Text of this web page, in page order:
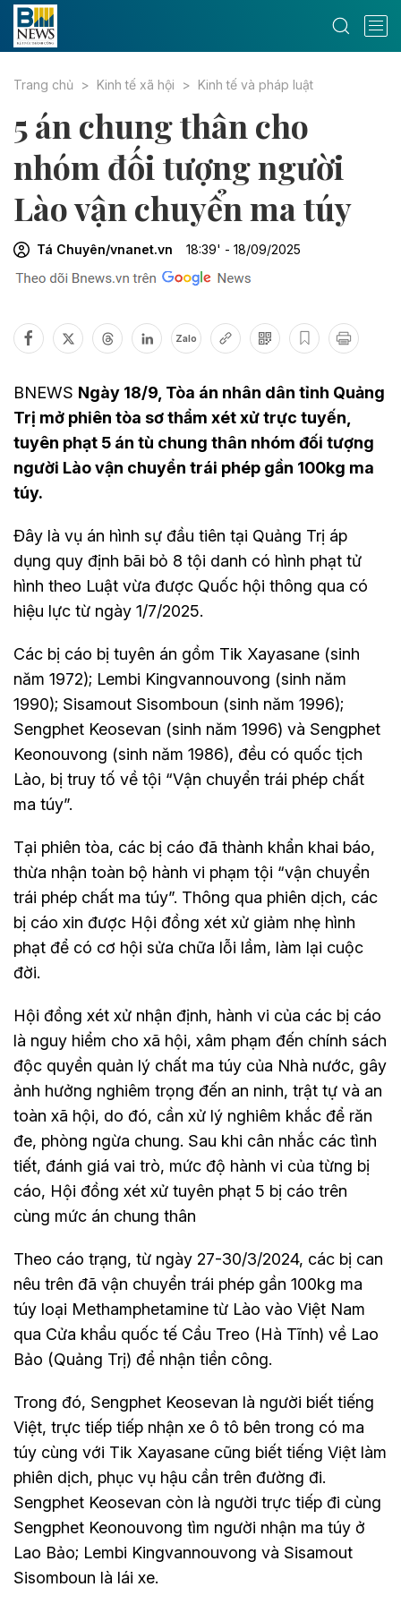
Trang chủ Kinh tế xã hội Kinh tế và pháp luật
5 án chung thân cho
nhóm đối tượng người
Lào vận chuyển ma túy
Tá Chuyên/vnanet.vn 18:39' - 18/09/2025
Zalo
BNEWS Ngày 18/9, Tòa án nhân dân tỉnh Quảng
Trị mở phiên tòa sơ thẩm xét xử trực tuyến,
tuyên phạt 5 án tù chung thân nhóm đối tượng
người Lào vận chuyển trái phép gần 100kg ma
túy.
Đây là vụ án hình sự đầu tiên tại Quảng Trị áp
dụng quy định bãi bỏ 8 tội danh có hình phạt tử
hình theo Luật vừa được Quốc hội thông qua có
hiệu lực từ ngày 1/7/2025.
Các bị cáo bị tuyên án gồm Tik Xayasane (sinh
năm 1972); Lembi Kingvannouvong (sinh năm
1990); Sisamout Sisomboun (sinh năm 1996);
Sengphet Keosevan (sinh năm 1996) và Sengphet
Keonouvong (sinh năm 1986), đều có quốc tịch
Lào, bị truy tố về tội “Vận chuyển trái phép chất
ma túy”.
Tại phiên tòa, các bị cáo đã thành khẩn khai báo,
thừa nhận toàn bộ hành vi phạm tội “vận chuyển
trái phép chất ma túy”. Thông qua phiên dịch, các
bị cáo xin được Hội đồng xét xử giảm nhẹ hình
phạt để có cơ hội sửa chữa lỗi lầm, làm lại cuộc
đời.
Hội đồng xét xử nhận định, hành vi của các bị cáo
là nguy hiểm cho xã hội, xâm phạm đến chính sách
độc quyền quản lý chất ma túy của Nhà nước, gây
ảnh hưởng nghiêm trọng đến an ninh, trật tự và an
toàn xã hội, do đó, cần xử lý nghiêm khắc để răn
đe, phòng ngừa chung. Sau khi cân nhắc các tình
tiết, đánh giá vai trò, mức độ hành vi của từng bị
cáo, Hội đồng xét xử tuyên phạt 5 bị cáo trên
cùng mức án chung thân
Theo cáo trạng, từ ngày 27-30/3/2024, các bị can
nêu trên đã vận chuyển trái phép gần 100kg ma
túy loại Methamphetamine từ Lào vào Việt Nam
qua Cửa khẩu quốc tế Cầu Treo (Hà Tĩnh) về Lao
Bảo (Quảng Trị) để nhận tiền công.
Trong đó, Sengphet Keosevan là người biết tiếng
Việt, trực tiếp tiếp nhận xe ô tô bên trong có ma
túy cùng với Tik Xayasane cũng biết tiếng Việt làm
phiên dịch, phục vụ hậu cần trên đường đi.
Sengphet Keosevan còn là người trực tiếp đi cùng
Sengphet Keonouvong tìm người nhận ma túy ở
Lao Bảo; Lembi Kingvannouvong và Sisamout
Sisomboun là lái xe.